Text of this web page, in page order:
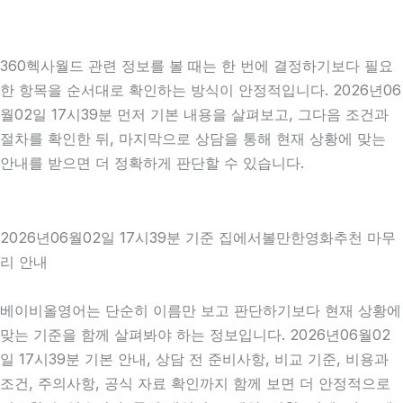
360헥사월드 관련 정보를 볼 때는 한 번에 결정하기보다 필요
한 항목을 순서대로 확인하는 방식이 안정적입니다. 2026년06
월02일 17시39분 먼저 기본 내용을 살펴보고, 그다음 조건과
절차를 확인한 뒤, 마지막으로 상담을 통해 현재 상황에 맞는
안내를 받으면 더 정확하게 판단할 수 있습니다.
2026년06월02일 17시39분 기준 집에서볼만한영화추천 마무
리 안내
베이비올영어는 단순히 이름만 보고 판단하기보다 현재 상황에
맞는 기준을 함께 살펴봐야 하는 정보입니다. 2026년06월02
일 17시39분 기본 안내, 상담 전 준비사항, 비교 기준, 비용과
조건, 주의사항, 공식 자료 확인까지 함께 보면 더 안정적으로